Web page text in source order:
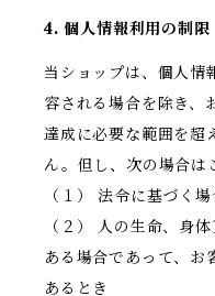
4. 個人情報利用の制限
当ショップは、個人情
容される場合を除き、
達成に必要な範囲を超
ん。但し、次の場合は
（１） 法令に基づく場
（２） 人の生命、身
ある場合であって、お
あるとき